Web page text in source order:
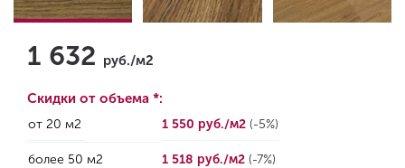
1 632 руб./м2
Скидки от объема *:
от 20 м2 1 550 руб./м2 (-5%)
более 50 м2 1 518 руб./м2 (-7%)